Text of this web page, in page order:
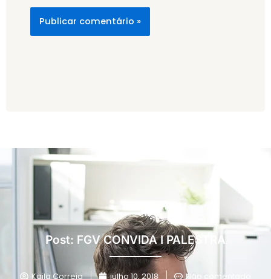
Post: FGV CONVIDA I PALESTRA
Kaila Correia julho 10, 2018 Não comentado